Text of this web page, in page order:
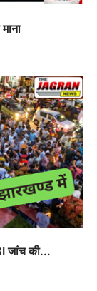
जांच की...